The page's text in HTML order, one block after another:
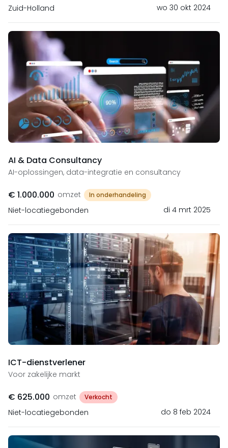
Zuid-Holland wo 30 okt 2024
AI & Data Consultancy
AI-oplossingen, data-integratie en consultancy
€ 1.000.000 omzet In onderhandeling
Niet-locatiegebonden di 4 mrt 2025
ICT-dienstverlener
Voor zakelijke markt
€ 625.000 omzet Verkocht
Niet-locatiegebonden do 8 feb 2024